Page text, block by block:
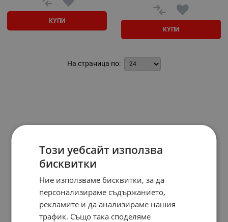
КУПИ
КУПИ
На страница по:
Този уебсайт използва
бисквитки
Ние използваме бисквитки, за да
персонализираме съдържанието,
рекламите и да анализираме нашия
трафик. Също така споделяме